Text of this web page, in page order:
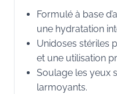
Formulé à base
une hydratation
Unidoses stériles
et une utilisation
Soulage les yeux
larmoyants.